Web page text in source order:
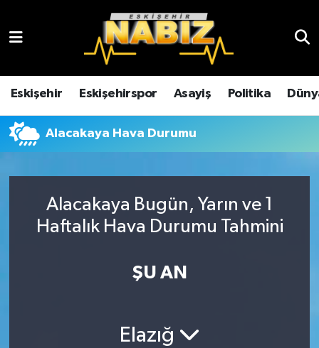
Eskişehir Eskişehirspor Asayiş Politika
Alacakaya Hava Durumu
Alacakaya Bugün, Yarın ve 1
Haftalık Hava Durumu Tahmini
ŞU AN
Elazığ
Çevre
Dünya
Ekonomi
Eskişehir
Eskişehir Hava Durumu
Eskişehir Trafik Yoğunluk Haritası
TFF 3.Lig 4.Grup Puan Durumu ve Fikstür
Son Dakika Haberleri
Haber Arşivi